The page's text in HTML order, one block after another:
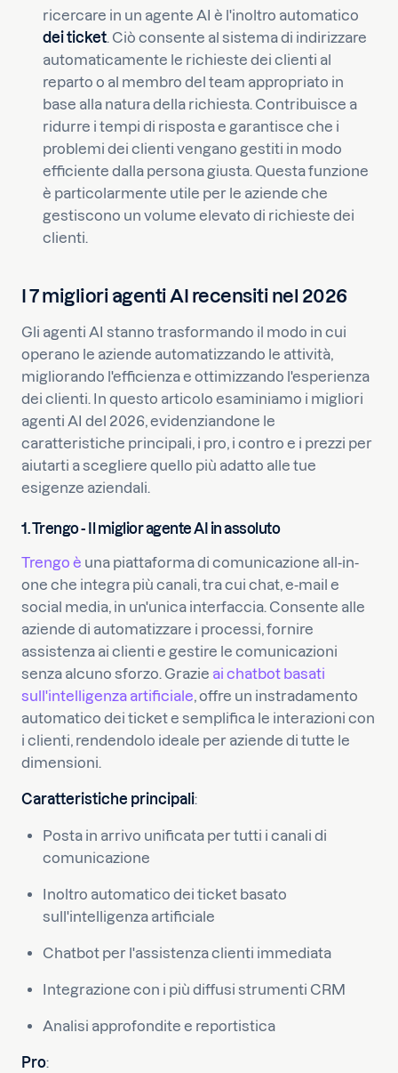
ricercare in un agente AI è l'inoltro automatico
dei ticket. Ciò consente al sistema di indirizzare
automaticamente le richieste dei clienti al
reparto o al membro del team appropriato in
base alla natura della richiesta. Contribuisce a
ridurre i tempi di risposta e garantisce che i
problemi dei clienti vengano gestiti in modo
efficiente dalla persona giusta. Questa funzione
è particolarmente utile per le aziende che
gestiscono un volume elevato di richieste dei
clienti.
I 7 migliori agenti AI recensiti nel 2026
Gli agenti AI stanno trasformando il modo in cui
operano le aziende automatizzando le attività,
migliorando l'efficienza e ottimizzando l'esperienza
dei clienti. In questo articolo esaminiamo i migliori
agenti AI del 2026, evidenziandone le
caratteristiche principali, i pro, i contro e i prezzi per
aiutarti a scegliere quello più adatto alle tue
esigenze aziendali.
1. Trengo - Il miglior agente AI in assoluto
Trengo è una piattaforma di comunicazione all-in-
one che integra più canali, tra cui chat, e-mail e
social media, in un'unica interfaccia. Consente alle
aziende di automatizzare i processi, fornire
assistenza ai clienti e gestire le comunicazioni
senza alcuno sforzo. Grazie ai chatbot basati
sull'intelligenza artificiale, offre un instradamento
automatico dei ticket e semplifica le interazioni con
i clienti, rendendolo ideale per aziende di tutte le
dimensioni.
Caratteristiche principali:
Posta in arrivo unificata per tutti i canali di
comunicazione
Inoltro automatico dei ticket basato
sull'intelligenza artificiale
Chatbot per l'assistenza clienti immediata
Integrazione con i più diffusi strumenti CRM
Analisi approfondite e reportistica
Pro: